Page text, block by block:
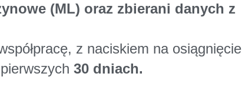
(ML) oraz zbierani danych z
z naciskiem na osiągnięcie
30 dniach.